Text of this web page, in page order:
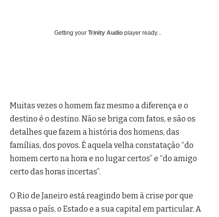
Getting your Trinity Audio player ready...
Muitas vezes o homem faz mesmo a diferença e o
destino é o destino. Não se briga com fatos, e são os
detalhes que fazem a história dos homens, das
famílias, dos povos. É aquela velha constatação “do
homem certo na hora e no lugar certos” e “do amigo
certo das horas incertas”.
O Rio de Janeiro está reagindo bem à crise por que
passa o país, o Estado e a sua capital em particular. A